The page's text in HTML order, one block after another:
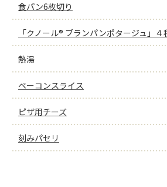
食パン6枚切り
「クノール® ブランパンポタージュ」
熱湯
ベーコンスライス
ピザ用チーズ
刻みパセリ